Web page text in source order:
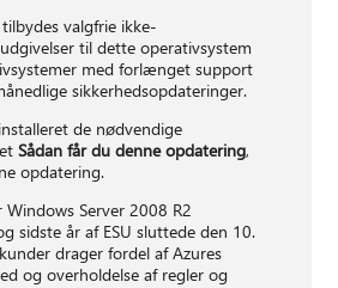
valgfrie ikke-
til dette operativsystem
med forlænget support
sikkerhedsopdateringer.
de nødvendige
Sådan får du denne opdatering,
opdatering.
Server 2008 R2
sidste år af ESU sluttede den 10.
drager fordel af Azures
og overholdelse af regler og